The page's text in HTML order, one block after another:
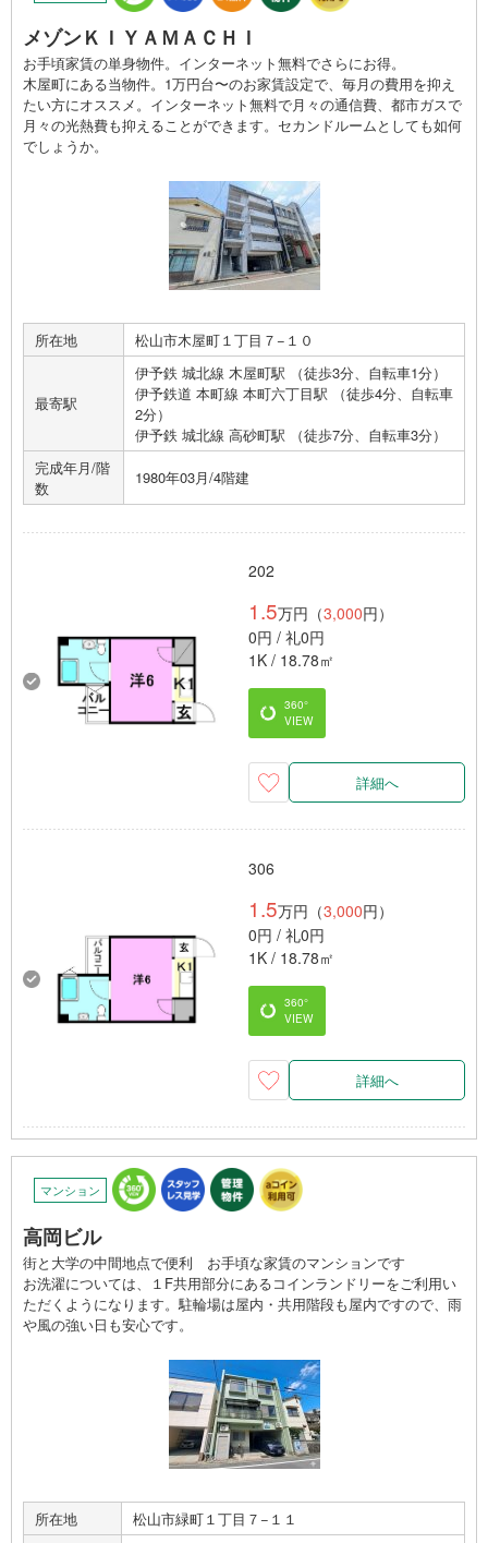
メゾンＫＩＹＡＭＡＣＨＩ
お手頃家賃の単身物件。インターネット無料でさらにお得。
木屋町にある当物件。1万円台〜のお家賃設定で、毎月の費用を抑え
たい方にオススメ。インターネット無料で月々の通信費、都市ガスで
月々の光熱費も抑えることができます。セカンドルームとしても如何
でしょうか。
所在地 松山市木屋町１丁目７−１０
最寄駅
伊予鉄 城北線 木屋町駅 （徒歩3分、自転車1分）
伊予鉄道 本町線 本町六丁目駅 （徒歩4分、自転車
2分）
伊予鉄 城北線 高砂町駅 （徒歩7分、自転車3分）
完成年月/階
数
1980年03月/4階建
202
1.5万円（3,000円）
0円 / 礼0円
1K / 18.78㎡
360°
VIEW
詳細へ
306
1.5万円（3,000円）
0円 / 礼0円
1K / 18.78㎡
360°
VIEW
詳細へ
マンション
高岡ビル
街と大学の中間地点で便利 お手頃な家賃のマンションです
お洗濯については、１F共用部分にあるコインランドリーをご利用い
ただくようになります。駐輪場は屋内・共用階段も屋内ですので、雨
や風の強い日も安心です。
所在地
松山市緑町１丁目７−１１